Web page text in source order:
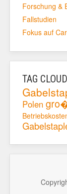
Forschung &
Fallstudien
Fokus auf
TAG CLOUD
Polen